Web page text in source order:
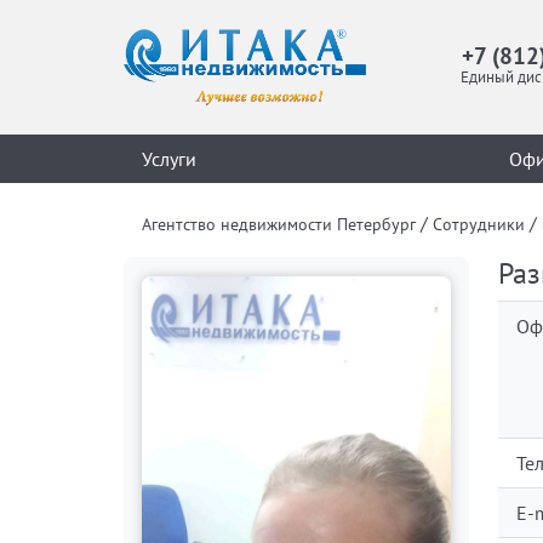
+7
Единый
Услуги
Агентство недвижимости Петербург / Сотрудники /
E-